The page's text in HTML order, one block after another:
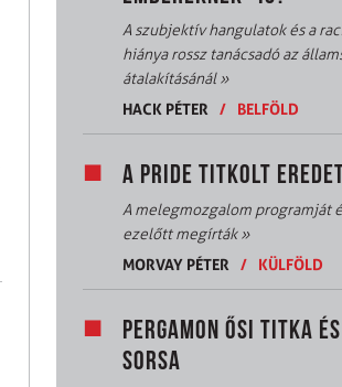
A szubjektív hangulatok és a
hiánya rossz tanácsadó az
átalakításánál»
HACK PÉTER
/ BELFÖLD
A PRIDE TITKOLT
A melegmozgalom programját
ezelőtt megírták»
MORVAY PÉTER
/ KÜLFÖLD
PERGAMON ŐSI TITKA
SORSA